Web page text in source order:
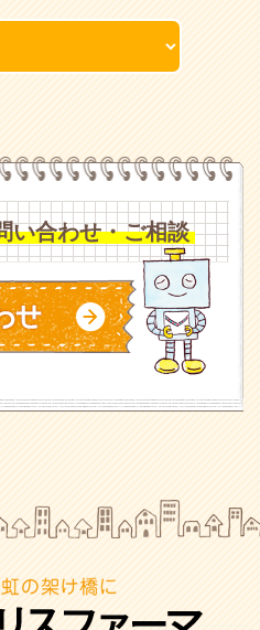
い合わせ・ご相談